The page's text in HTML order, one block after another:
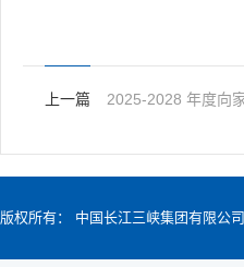
上一篇
版权所有： 中国长江三峡集团有限公司